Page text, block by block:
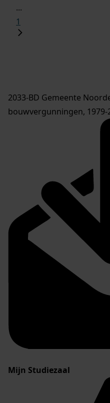
...
1
2033-BD Gemeente
bouwvergunningen, 1979-
Mijn Studiezaal